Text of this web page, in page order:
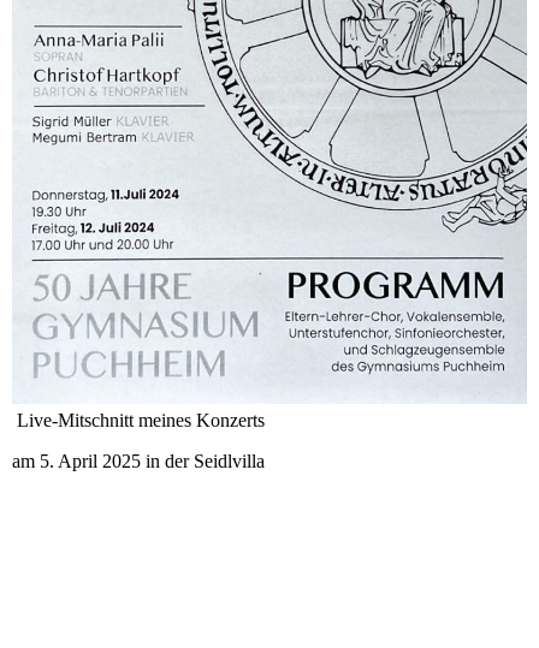
Live-Mitschnitt meines Konzerts
am 5. April 2025 in der Seidlvilla